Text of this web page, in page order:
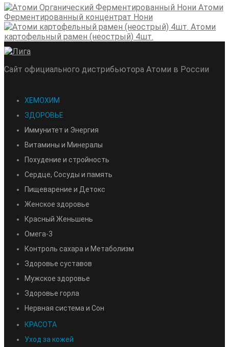
Атоми
Ферментированный концентрат Нони
Атоми
картофельный рамен (неострый) 4шт.
Сайт официального дистрибьютора Атоми в России
ХЕМОХИМ
ЗДОРОВЬЕ
Иммунитет и Энергия
Витамины и Минералы
Похудение и стройность
Сердце, Сосуды и память
Пищеварение и Детокс
Женское здоровье
Красный Женьшень
Омега-3
Контроль сахара и Метаболизм
Здоровье суставов
Мужское здоровье
Здоровье горла
Нервная система и Сон
КРАСОТА
Уход за кожей